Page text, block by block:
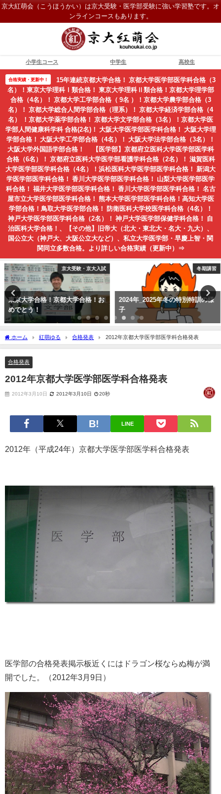
京大紅萌会（こうほうかい）は京大受験・医学部受験に強い学習塾です。オ
ンラインコースもあります。
小学生コース 中学生 高校生
合格実績・更新中！
15年連続京都大学合格！ 京都大学医学部医学科合格（3
名）！東京大学理科Ⅰ類合格！ 東京大学理科Ⅱ類合格！京都大学理学部
合格（4名）！ 京都大学工学部合格（ 9名 ）！京都大学農学部合格（3
名）！ 京都大学総合人間学部合格（理系）！ 京都大学経済学部合格（4
名） ！京都大学薬学部合格！ 京都大学文学部合格（3名）！京都大学医
学部人間健康科学科 合格(2名)！ 大阪大学医学部医学科合格！ 大阪大学理
学部合格！ 大阪大学工学部合格（4名）！ 大阪大学法学部合格（3名）！
大阪大学外国語学部合格！ 【医学部】京都府立医科大学医学部医学科
合格（6名）！ 京都府立医科大学医学部看護学科合格（2名）！ 滋賀医科
大学医学部医学科合格（4名）！浜松医科大学医学部医学科合格！ 新潟大
学医学部医学科合格！ 香川大学医学部医学科合格！ 山梨大学医学部医学
科合格！ 福井大学医学部医学科合格！ 香川大学医学部医学科合格！ 名古
屋市立大学医学部医学科合格！ 熊本大学医学部医学科合格！高知大学医
学部合格！鳥取大学医学部合格！ 防衛医科大学校医学科合格（4名）！
神戸大学医学部医学科合格（2名）！ 神戸大学医学部保健学科合格！ 自
治医科大学合格！、【その他】旧帝大（北大・東北大・名大・九大）、
国公立大（神戸大、大阪公立大など）、私立大学医学部・早慶上智・関
関同立多数合格。より詳しい合格実績（更新中）⇒
京大受験・京大入試
東京大学合格！京都大学合格！お
めでとう！
冬期講習
2024年_2025年冬の特別特訓の様
子
ホーム 紅萌ゆる 合格発表 2012年京都大学医学部医学科合格発表
合格発表
2012年京都大学医学部医学科合格発表
2012年3月10日 2012年3月10日 20秒
LINE
2012年（平成24年）京都大学医学部医学科合格発表
医学部の合格発表掲示板近くにはドラゴン桜ならぬ梅が満
開でした。（2012年3月9日）